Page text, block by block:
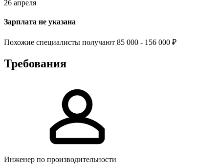
26 апреля
Зарплата не указана
Похожие специалисты получают 85 000 - 156 000 ₽
Требования
Инженер по производительности